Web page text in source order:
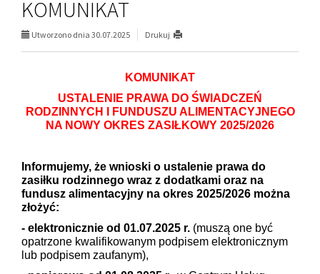
KOMUNIKAT
Utworzono dnia 30.07.2025 Drukuj
KOMUNIKAT
USTALENIE PRAWA DO ŚWIADCZEŃ
RODZINNYCH I FUNDUSZU ALIMENTACYJNEGO
NA NOWY OKRES ZASIŁKOWY 2025/2026
Informujemy, że wnioski o ustalenie prawa do
zasiłku rodzinnego wraz z dodatkami oraz na
fundusz alimentacyjny na okres 2025/2026 można
złożyć:
- elektronicznie od 01.07.2025 r. (muszą one być
opatrzone kwalifikowanym podpisem elektronicznym
lub podpisem zaufanym),